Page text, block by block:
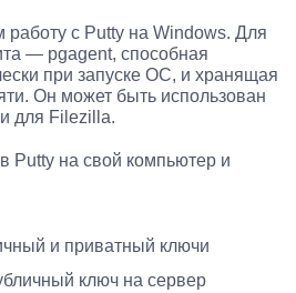
работу с Putty на Windows. Для
— pgagent, способная
при запуске ОС, и хранящая
Он может быть использован
для Filezilla.
Putty на свой компьютер и
и приватный ключи
ключ на сервер